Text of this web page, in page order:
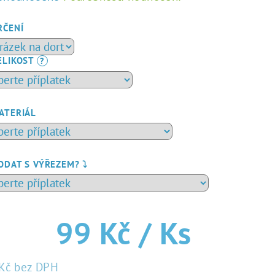
?
S VÝŘEZEM? ⤵️
99 Kč / Ks
bez DPH